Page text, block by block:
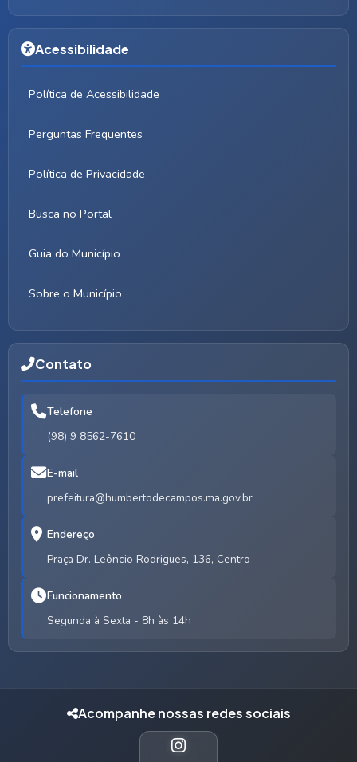
Acessibilidade
Política de Acessibilidade
Perguntas Frequentes
Política de Privacidade
Busca no Portal
Guia do Município
Sobre o Município
Contato
Telefone
(98) 9 8562-7610
E-mail
prefeitura@humbertodecampos.ma.gov.br
Endereço
Praça Dr. Leôncio Rodrigues, 136, Centro
Funcionamento
Segunda à Sexta - 8h às 14h
Acompanhe nossas redes sociais